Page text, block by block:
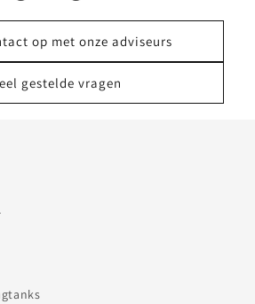
op met onze adviseurs
gestelde vragen